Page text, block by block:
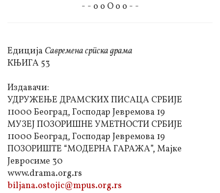
- - о о О о о - -
Едиција Савремена српска драма
КЊИГА 53
Издавачи:
УДРУЖЕЊЕ ДРАМСКИХ ПИСАЦА СРБИЈЕ
11000 Београд, Господар Јевремова 19
МУЗЕЈ ПОЗОРИШНЕ УМЕТНОСТИ СРБИЈЕ
11000 Београд, Господар Јевремова 19
ПОЗОРИШТЕ “МОДЕРНА ГАРАЖА”, Мајке
Јевросиме 30
www.drama.org.rs
biljana.ostojic@mpus.org.rs